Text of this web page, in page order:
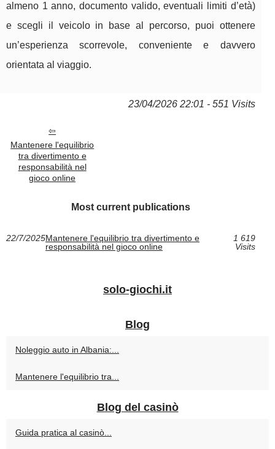
almeno 1 anno, documento valido, eventuali limiti d’età)
e scegli il veicolo in base al percorso, puoi ottenere
un’esperienza scorrevole, conveniente e davvero
orientata al viaggio.
23/04/2026 22:01 - 551 Visits
Mantenere l'equilibrio
tra divertimento e
responsabilità nel
gioco online
Most current publications
22/7/2025Mantenere l'equilibrio tra divertimento e
responsabilità nel gioco online
1 619
Visits
solo-giochi.it
Blog
Noleggio auto in Albania:...
Mantenere l'equilibrio tra...
Blog del casinò
Guida pratica al casinò...